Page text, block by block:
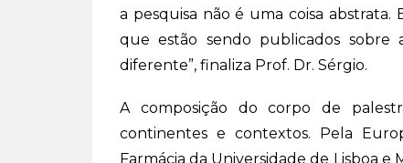
a pesquisa não é uma coisa
que estão sendo publicados
diferente”, finaliza Prof. Dr. Sérgio.
A composição do corpo de
continentes e contextos. Pela
Farmácia da Universidade de Lisboa